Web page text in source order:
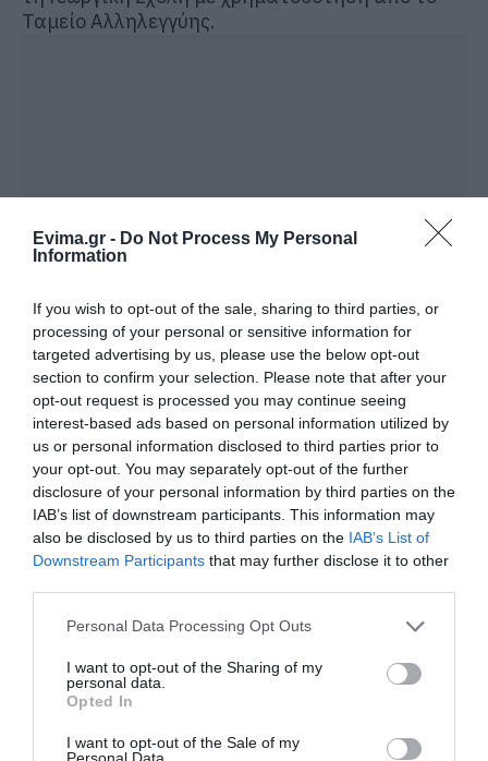
Evima.gr - Do Not Process My Personal
Information
If you wish to opt-out of the sale, sharing to third parties, or
processing of your personal or sensitive information for
targeted advertising by us, please use the below opt-out
section to confirm your selection. Please note that after your
opt-out request is processed you may continue seeing
interest-based ads based on personal information utilized by
us or personal information disclosed to third parties prior to
your opt-out. You may separately opt-out of the further
disclosure of your personal information by third parties on the
IAB’s list of downstream participants. This information may
also be disclosed by us to third parties on the IAB’s List of
Downstream Participants that may further disclose it to other
Please note that this website/app uses one or more Google
not limited to your visit or usage behaviour. You may click to
grant or deny consent to Google and its third-party tags to
use your data for below specified purposes in below Google
consent section.
Personal Data Processing Opt Outs
I want to opt-out of the Sharing of my
personal data.
Opted In
I want to opt-out of the Sale of my
Personal Data.
Ταμείο Αλληλεγγύης.
Ακολουθήστε το evima.gr στοGoogle News
Διαβάστε όλες τις